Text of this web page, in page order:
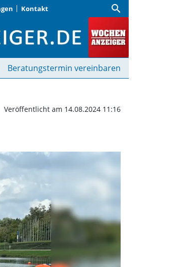
Kontakt search
Beratungstermin vereinbaren
Veröffentlicht am 14.08.2024 11:16